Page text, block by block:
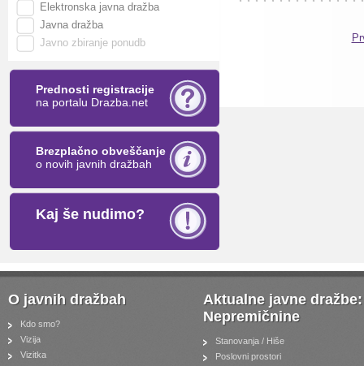
Elektronska javna dražba
Javna dražba
Javno zbiranje ponudb
Prednosti registracije
na portalu Drazba.net
Brezplačno obveščanje
o novih javnih dražbah
Kaj še nudimo?
O javnih dražbah
Kdo smo?
Vizija
Vizitka
Aktualne javne dražbe:
Nepremičnine
Stanovanja / Hiše
Poslovni prostori